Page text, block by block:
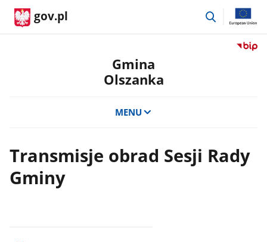
gov.pl
przejdź
Przejdź
Gmina
Olszanka
MENU
Transmisje obrad Sesji Rady
Gminy